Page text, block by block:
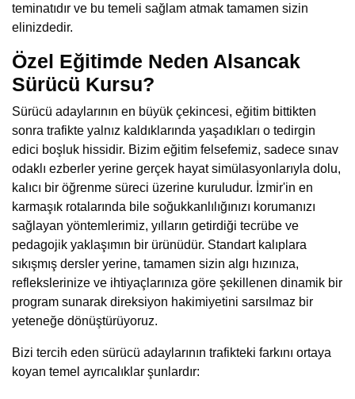
teminatıdır ve bu temeli sağlam atmak tamamen sizin
elinizdedir.
Özel Eğitimde Neden Alsancak
Sürücü Kursu?
Sürücü adaylarının en büyük çekincesi, eğitim bittikten
sonra trafikte yalnız kaldıklarında yaşadıkları o tedirgin
edici boşluk hissidir. Bizim eğitim felsefemiz, sadece sınav
odaklı ezberler yerine gerçek hayat simülasyonlarıyla dolu,
kalıcı bir öğrenme süreci üzerine kuruludur. İzmir'in en
karmaşık rotalarında bile soğukkanlılığınızı korumanızı
sağlayan yöntemlerimiz, yılların getirdiği tecrübe ve
pedagojik yaklaşımın bir ürünüdür. Standart kalıplara
sıkışmış dersler yerine, tamamen sizin algı hızınıza,
reflekslerinize ve ihtiyaçlarınıza göre şekillenen dinamik bir
program sunarak direksiyon hakimiyetini sarsılmaz bir
yeteneğe dönüştürüyoruz.
Bizi tercih eden sürücü adaylarının trafikteki farkını ortaya
koyan temel ayrıcalıklar şunlardır: